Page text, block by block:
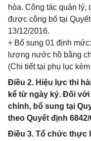
hòa. Công tác quản lý,
được công bố tại
13/12/2016.
+ Bổ sung 01 định
lượng nước hồ bằng
(Chi tiết tại phụ lục
Điều 2. Hiệu lực thi
kể từ ngày ký. Đối
chỉnh, bổ sung tại
theo Quyết định
Điều 3. Tổ chức thực